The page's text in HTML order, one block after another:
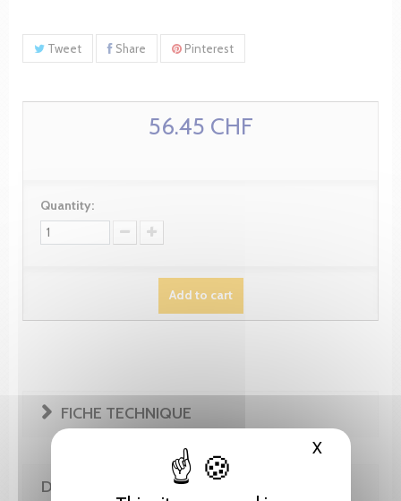
XHide
Tweet Share Pinterest
56.45 CHF
Quantity:
Add to cart
FICHE TECHNIQUE
DE LA MÊME COLLECTION